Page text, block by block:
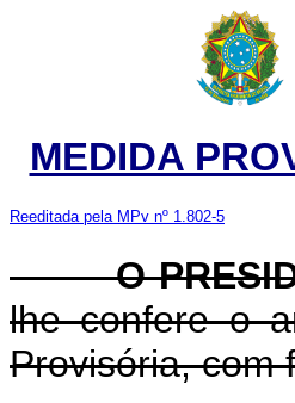
MEDIDA
Reeditada pela MPv nº 1.802-5
O
lhe confere o
Provisória, com